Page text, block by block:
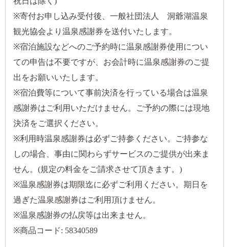
※寄付お申し込み受付後、一般社団法人 洞爺湖温泉
観光協会より温泉感謝券を送付いたします。
※宿泊施設などへのご予約時に温泉感謝券使用につい
ての申告は不要ですが、お会計時に温泉感謝券のご提
出をお願いいたします。
※宿泊費等について事前決済を行っている場合は温泉
感謝券はご利用いただけません。ご予約の際には現地
決済をご選択ください。
※利用時温泉感謝券は必ずご持参ください。ご持参な
しの場合、事由に関わらずサービスのご提供が出来ま
せん。(規定の料金をご請求させて頂きます。)
※温泉感謝券は期限迄に必ずご利用ください。期日を
過ぎた温泉感謝券はご利用頂けません。
※温泉感謝券の払戻等は出来ません。
※商品コード: 58340589